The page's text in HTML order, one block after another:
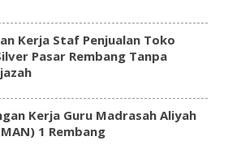
Kerja Staf Penjualan Toko
Pasar Rembang Tanpa
Kerja Guru Madrasah Aliyah
1 Rembang